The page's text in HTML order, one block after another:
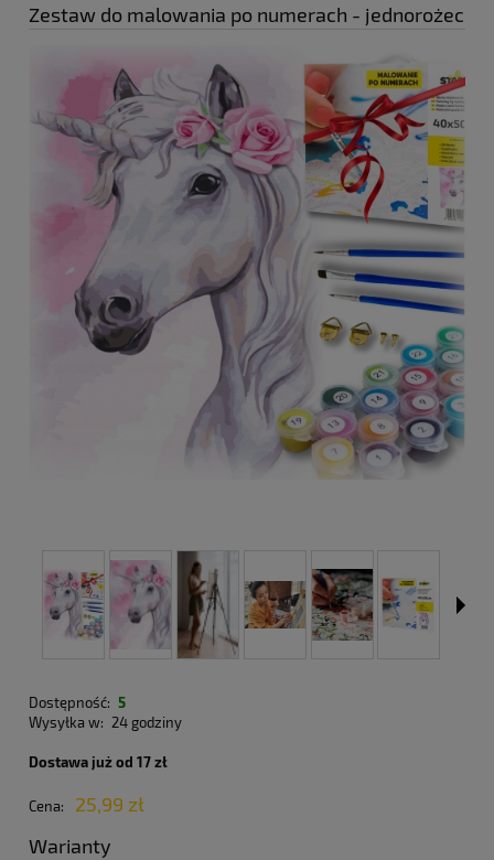
Zestaw do malowania po numerach - jednorożec
Dostępność: 5
Wysyłka w: 24 godziny
Dostawa już od 17 zł
Cena:
25,99 zł
Warianty